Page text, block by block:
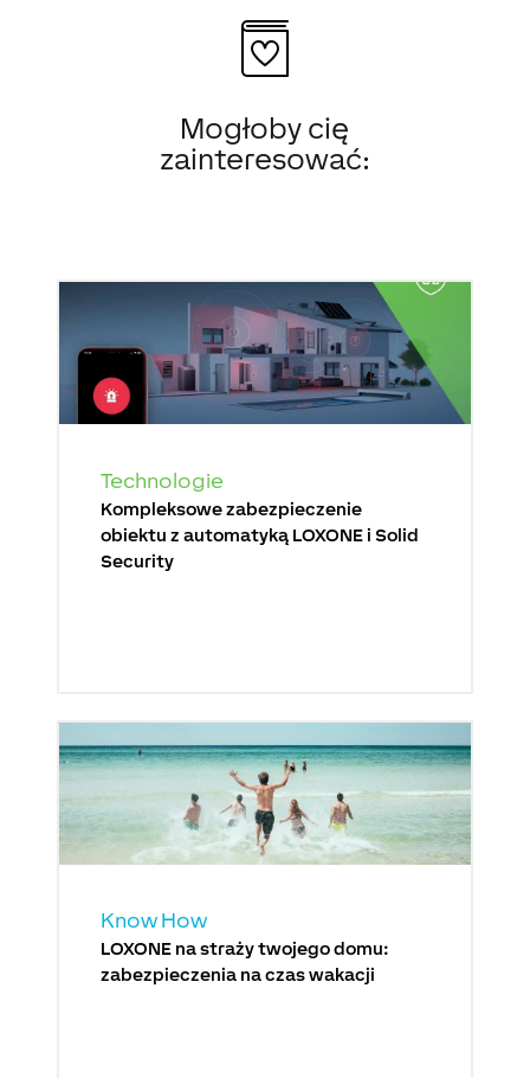
Mogłoby cię
zainteresować:
Technologie
Kompleksowe zabezpieczenie
obiektu z automatyką LOXONE i Solid
Security
Know How
LOXONE na straży twojego domu:
zabezpieczenia na czas wakacji